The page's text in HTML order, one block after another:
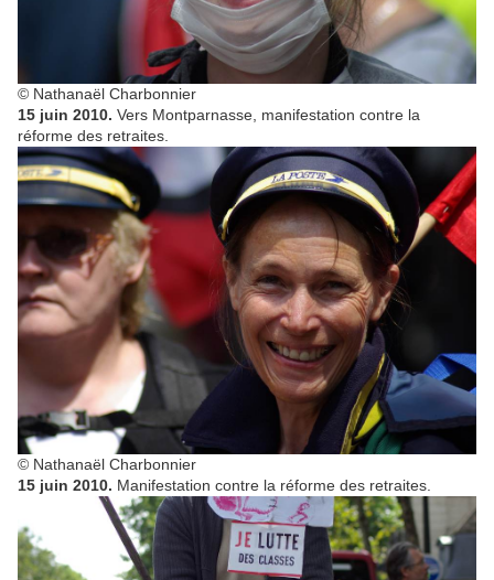
© Nathanaël Charbonnier
15 juin 2010. Vers Montparnasse, manifestation contre la
réforme des retraites.
© Nathanaël Charbonnier
15 juin 2010. Manifestation contre la réforme des retraites.